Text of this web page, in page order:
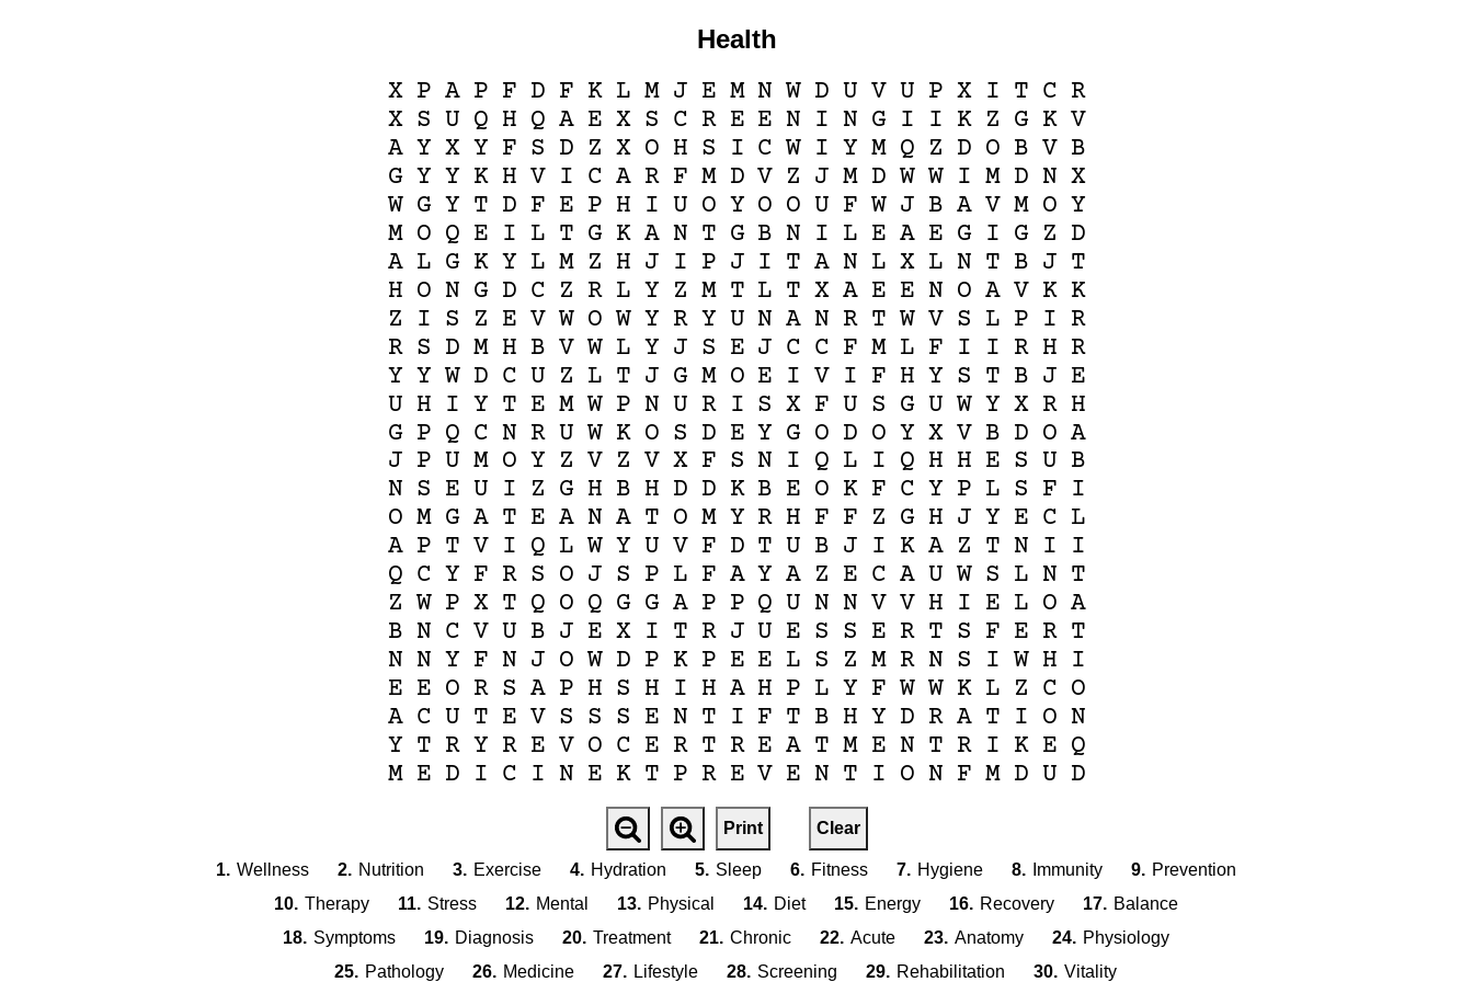
Health
X P A P F D F K L M J E M N W D U V U P X I T C R
X S U Q H Q A E X S C R E E N I N G I I K Z G K V
A Y X Y F S D Z X O H S I C W I Y M Q Z D O B V B
G Y Y K H V I C A R F M D V Z J M D W W I M D N X
W G Y T D F E P H I U O Y O O U F W J B A V M O Y
M O Q E I L T G K A N T G B N I L E A E G I G Z D
A L G K Y L M Z H J I P J I T A N L X L N T B J T
H O N G D C Z R L Y Z M T L T X A E E N O A V K K
Z I S Z E V W O W Y R Y U N A N R T W V S L P I R
R S D M H B V W L Y J S E J C C F M L F I I R H R
Y Y W D C U Z L T J G M O E I V I F H Y S T B J E
U H I Y T E M W P N U R I S X F U S G U W Y X R H
G P Q C N R U W K O S D E Y G O D O Y X V B D O A
J P U M O Y Z V Z V X F S N I Q L I Q H H E S U B
N S E U I Z G H B H D D K B E O K F C Y P L S F I
O M G A T E A N A T O M Y R H F F Z G H J Y E C L
A P T V I Q L W Y U V F D T U B J I K A Z T N I I
Q C Y F R S O J S P L F A Y A Z E C A U W S L N T
Z W P X T Q O Q G G A P P Q U N N V V H I E L O A
B N C V U B J E X I T R J U E S S E R T S F E R T
N N Y F N J O W D P K P E E L S Z M R N S I W H I
E E O R S A P H S H I H A H P L Y F W W K L Z C O
A C U T E V S S S E N T I F T B H Y D R A T I O N
Y T R Y R E V O C E R T R E A T M E N T R I K E Q
M E D I C I N E K T P R E V E N T I O N F M D U D
Print Clear
1. Wellness 2. Nutrition 3. Exercise 4. Hydration 5. Sleep 6. Fitness 7. Hygiene 8. Immunity 9. Prevention
10. Therapy 11. Stress 12. Mental 13. Physical 14. Diet 15. Energy 16. Recovery 17. Balance
18. Symptoms 19. Diagnosis 20. Treatment 21. Chronic 22. Acute 23. Anatomy 24. Physiology
25. Pathology 26. Medicine 27. Lifestyle 28. Screening 29. Rehabilitation 30. Vitality